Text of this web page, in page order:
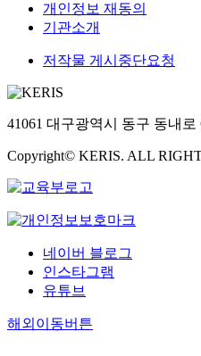
개인정보 재동의
기관소개
저작물 게시중단요청
41061 대구광역시 동구 동내로
Copyright© KERIS. ALL
네이버 블로그
인스타그램
유튜브
해외이동버튼